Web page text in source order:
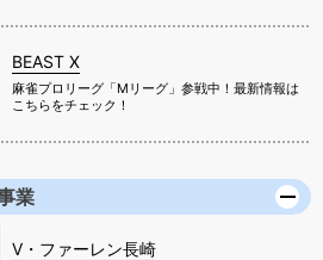
BEAST X
麻雀プロリーグ「Mリーグ」参戦中！最新情報は
こちらをチェック！
業
V・ファーレン長崎